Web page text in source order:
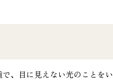
、目に見えない光のことをい